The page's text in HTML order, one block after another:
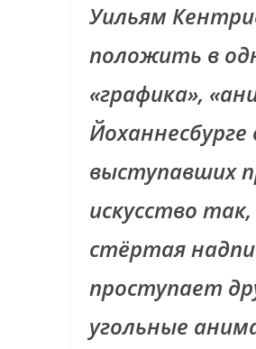
Уильям
положить в
«графика»,
выступавших
искусство
стёртая
проступает
угольные